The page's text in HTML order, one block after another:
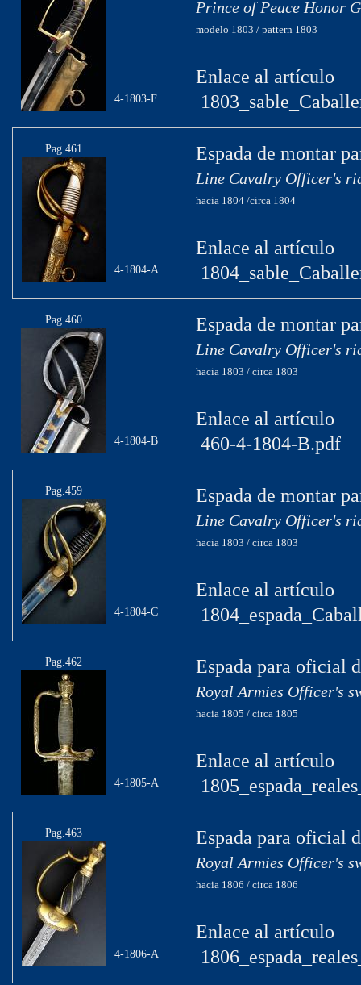
4-1803-F
Prince of Peace Honor
modelo 1803 / pattern 1803
Enlace al artículo
Pag.461
4-1804-A
Espada de montar
Line Cavalry Officer's
hacia 1804 /circa 1804
Enlace al artículo
Pag.460
4-1804-B
Espada de montar
Line Cavalry Officer's
hacia 1803 / circa 1803
Enlace al artículo
460-4-1804-B.pdf
Pag.459
4-1804-C
Espada de montar
Line Cavalry Officer's
hacia 1803 / circa 1803
Enlace al artículo
Pag.462
4-1805-A
Espada para oficial
Royal Armies Officer's
hacia 1805 / circa 1805
Enlace al artículo
Pag.463
4-1806-A
Espada para oficial
Royal Armies Officer's
hacia 1806 / circa 1806
Enlace al artículo